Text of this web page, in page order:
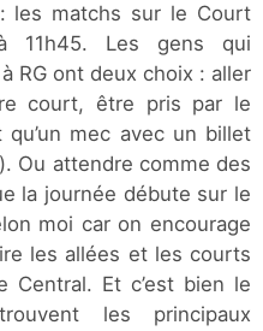
les matchs sur le Court
11h45. Les gens qui
RG ont deux choix : aller
court, être pris par le
mec avec un billet
Ou attendre comme des
la journée débute sur le
moi car on encourage
les allées et les courts
Central. Et c’est bien le
les principaux